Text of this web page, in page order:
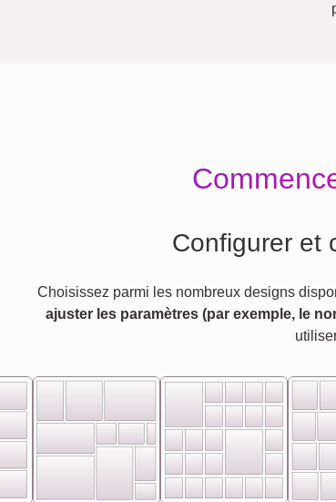
Configurer et
Choisissez parmi les nombreux designs
ajuster les paramètres (par exemple, le